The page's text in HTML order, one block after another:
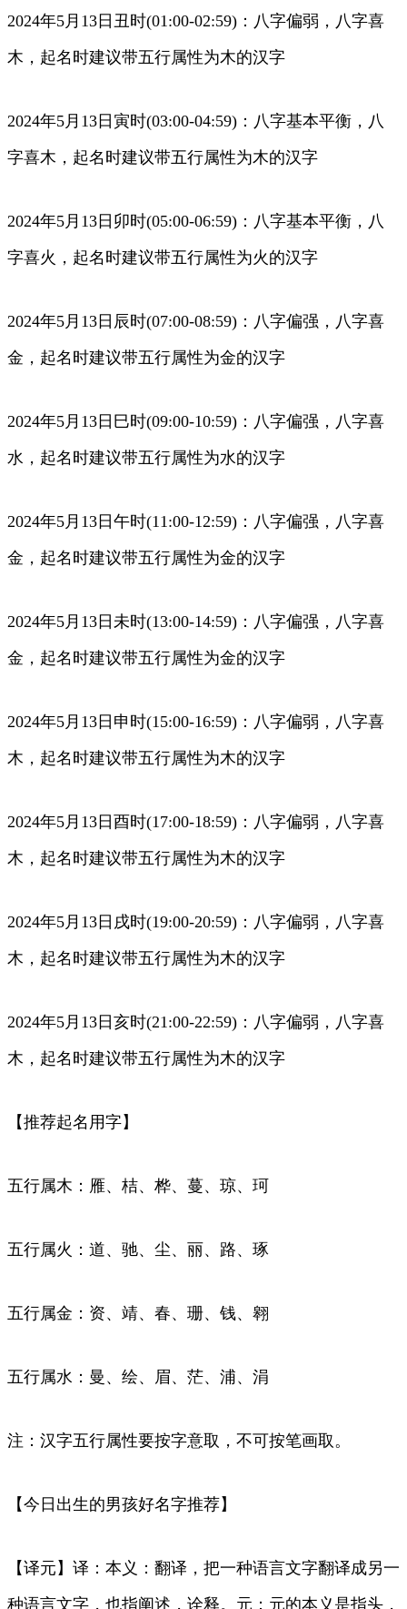
2024年5月13日丑时(01:00-02:59)：八字偏弱，八字喜
木，起名时建议带五行属性为木的汉字
2024年5月13日寅时(03:00-04:59)：八字基本平衡，八
字喜木，起名时建议带五行属性为木的汉字
2024年5月13日卯时(05:00-06:59)：八字基本平衡，八
字喜火，起名时建议带五行属性为火的汉字
2024年5月13日辰时(07:00-08:59)：八字偏强，八字喜
金，起名时建议带五行属性为金的汉字
2024年5月13日巳时(09:00-10:59)：八字偏强，八字喜
水，起名时建议带五行属性为水的汉字
2024年5月13日午时(11:00-12:59)：八字偏强，八字喜
金，起名时建议带五行属性为金的汉字
2024年5月13日未时(13:00-14:59)：八字偏强，八字喜
金，起名时建议带五行属性为金的汉字
2024年5月13日申时(15:00-16:59)：八字偏弱，八字喜
木，起名时建议带五行属性为木的汉字
2024年5月13日酉时(17:00-18:59)：八字偏弱，八字喜
木，起名时建议带五行属性为木的汉字
2024年5月13日戌时(19:00-20:59)：八字偏弱，八字喜
木，起名时建议带五行属性为木的汉字
2024年5月13日亥时(21:00-22:59)：八字偏弱，八字喜
木，起名时建议带五行属性为木的汉字
【推荐起名用字】
五行属木：雁、桔、桦、蔓、琼、珂
五行属火：道、驰、尘、丽、路、琢
五行属金：资、靖、春、珊、钱、翱
五行属水：曼、绘、眉、茫、浦、涓
注：汉字五行属性要按字意取，不可按笔画取。
【今日出生的男孩好名字推荐】
【译元】译：本义：翻译，把一种语言文字翻译成另一
种语言文字，也指阐述，诠释。元：元的本义是指头，